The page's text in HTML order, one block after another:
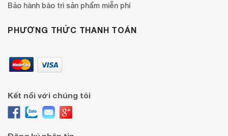
Bảo hành bào trì sản phẩm miễn phí
PHƯƠNG THỨC THANH TOÁN
Kết nối với chúng tôi